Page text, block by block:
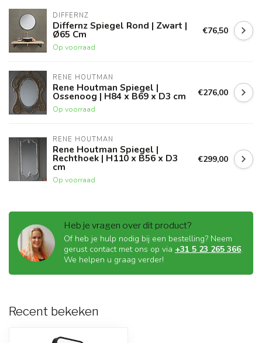
DIFFERNZ
Differnz Spiegel Rond | Zwart |
Ø65 Cm
Op voorraad
€76,50
RENE HOUTMAN
Rene Houtman Spiegel |
Ossenoog | H84 x B69 x D3 cm
Op voorraad
€276,00
RENE HOUTMAN
Rene Houtman Spiegel |
Rechthoek | H110 x B56 x D3
cm
Op voorraad
€299,00
Heb je vragen over dit product?
Of heb je hulp nodig bij een bestelling? Neem
gerust contact met ons op via +31 5 23 265 366.
We helpen u graag verder!
Recent bekeken